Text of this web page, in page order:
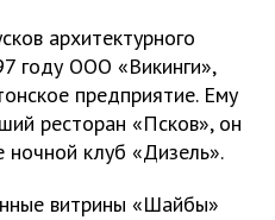
архитектурного
году ООО «Викинги»,
предприятие. Ему
ресторан «Псков», он
ночной клуб «Дизель».
витрины «Шайбы»